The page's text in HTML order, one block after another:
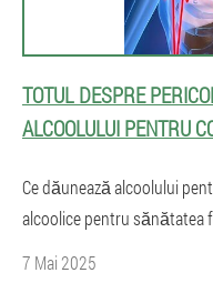
TOTUL DESPRE
ALCOOLULUI PENTRU
Ce dăunează alcoolului
alcoolice pentru sănătatea
7 Mai 2025